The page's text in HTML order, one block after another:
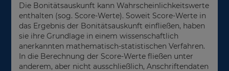
Die Bonitätsauskunft kann Wahrscheinlichkeitswerte
enthalten (sog. Score-Werte). Soweit Score-Werte in
das Ergebnis der Bonitätsauskunft einfließen, haben
sie ihre Grundlage in einem wissenschaftlich
anerkannten mathematisch-statistischen Verfahren.
In die Berechnung der Score-Werte fließen unter
anderem, aber nicht ausschließlich, Anschriftendaten